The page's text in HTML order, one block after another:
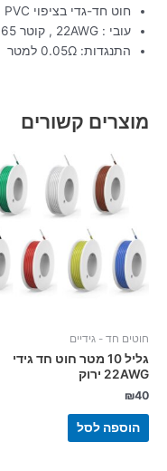
חוט חד-גדי בציפוי PVC
עובי : 22AWG , קוטר 0.65 מ"מ
התנגדות: 0.05Ω למטר
מוצרים קשורים
חוטים חד - גידיים
גליל 10 מטר חוט חד גידי
22AWG ירוק
₪40
הוספה לסל